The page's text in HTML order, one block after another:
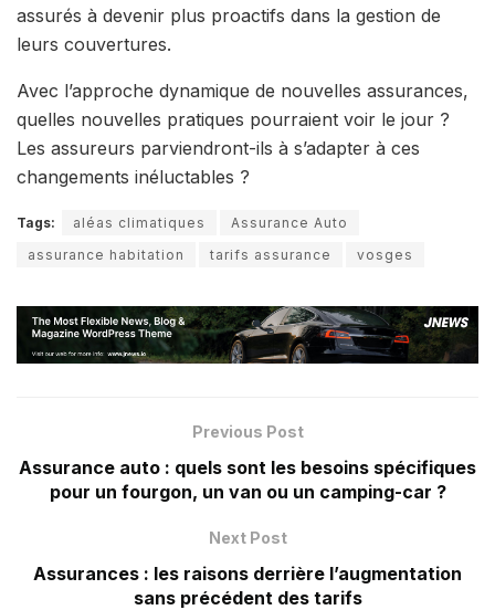
assurés à devenir plus proactifs dans la gestion de
leurs couvertures.
Avec l’approche dynamique de nouvelles assurances,
quelles nouvelles pratiques pourraient voir le jour ?
Les assureurs parviendront-ils à s’adapter à ces
changements inéluctables ?
Tags: aléas climatiques
Assurance Auto
assurance habitation
tarifs assurance vosges
Previous Post
Assurance auto : quels sont les besoins spécifiques
pour un fourgon, un van ou un camping-car ?
Next Post
Assurances : les raisons derrière l’augmentation
sans précédent des tarifs